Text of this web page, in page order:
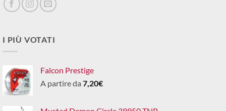
I PIÙ VOTATI
Falcon Prestige
A partire da 7,20€